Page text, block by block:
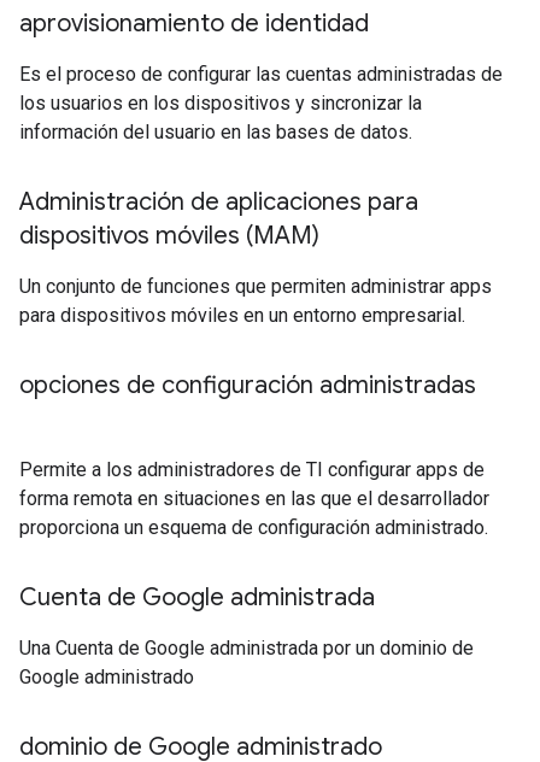
aprovisionamiento de identidad
Es el proceso de configurar las cuentas administradas de
los usuarios en los dispositivos y sincronizar la
información del usuario en las bases de datos.
Administración de aplicaciones para
dispositivos móviles (MAM)
Un conjunto de funciones que permiten administrar apps
para dispositivos móviles en un entorno empresarial.
opciones de configuración administradas
Permite a los administradores de TI configurar apps de
forma remota en situaciones en las que el desarrollador
proporciona un esquema de configuración administrado.
Cuenta de Google administrada
Una Cuenta de Google administrada por un dominio de
Google administrado
dominio de Google administrado